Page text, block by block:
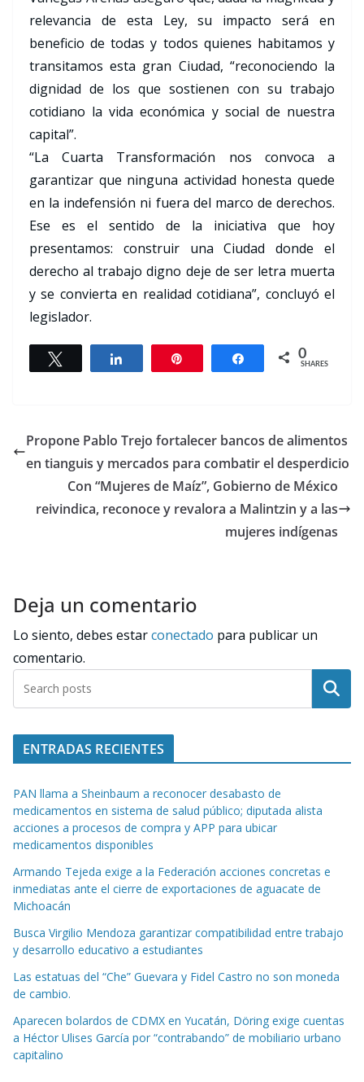
relevancia de esta Ley, su impacto será en
beneficio de todas y todos quienes habitamos y
transitamos esta gran Ciudad, “reconociendo la
dignidad de los que sostienen con su trabajo
cotidiano la vida económica y social de nuestra
capital”.
“La Cuarta Transformación nos convoca a
garantizar que ninguna actividad honesta quede
en la indefensión ni fuera del marco de derechos.
Ese es el sentido de la iniciativa que hoy
presentamos: construir una Ciudad donde el
derecho al trabajo digno deje de ser letra muerta
y se convierta en realidad cotidiana”, concluyó el
legislador.
Share 0
SHARES
Propone Pablo Trejo fortalecer bancos de alimentos
en tianguis y mercados para combatir el desperdicio
Con “Mujeres de Maíz”, Gobierno de México
reivindica, reconoce y revalora a Malintzin y a las
mujeres indígenas
Deja un comentario
Lo siento, debes estarconectado para publicar un
comentario.
Buscar
ENTRADAS RECIENTES
PAN llama a Sheinbaum a reconocer desabasto de
medicamentos en sistema de salud público; diputada alista
acciones a procesos de compra y APP para ubicar
medicamentos disponibles
Armando Tejeda exige a la Federación acciones concretas e
inmediatas ante el cierre de exportaciones de aguacate de
Michoacán
Busca Virgilio Mendoza garantizar compatibilidad entre trabajo
y desarrollo educativo a estudiantes
Las estatuas del “Che” Guevara y Fidel Castro no son moneda
de cambio.
Aparecen bolardos de CDMX en Yucatán, Döring exige cuentas
a Héctor Ulises García por “contrabando” de mobiliario urbano
capitalino